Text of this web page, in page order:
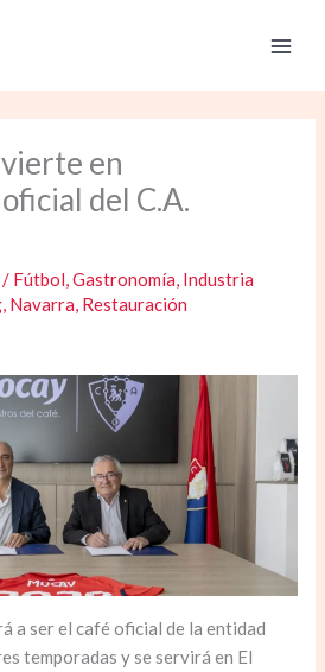
en
del C.A.
/ Fútbol,Gastronomía, Industria
, Navarra, Restauración
a ser el café oficial de la entidad
temporadas y se servirá en El